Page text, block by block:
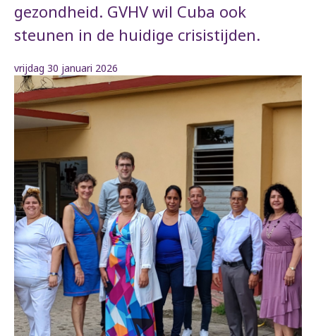
gezondheid. GVHV wil Cuba ook
steunen in de huidige crisistijden.
vrijdag 30 januari 2026